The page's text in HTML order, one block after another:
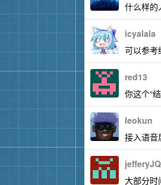
什么样的
icyalala
可以参考
red13
你这个“
leokun
接入语音
jefferyJQ
大部分时